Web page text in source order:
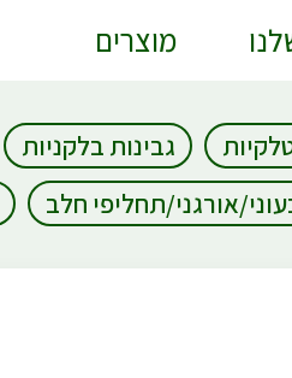
מוצרים
גבינות בלקניות
אורגני/תחליפי חלב